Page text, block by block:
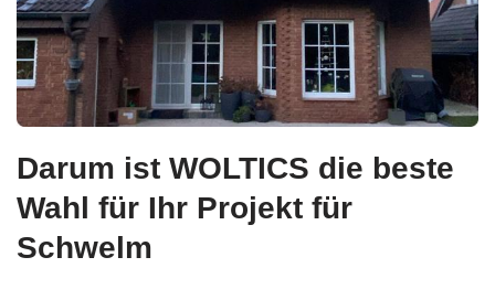
Darum ist WOLTICS die beste
Wahl für Ihr Projekt für
Schwelm